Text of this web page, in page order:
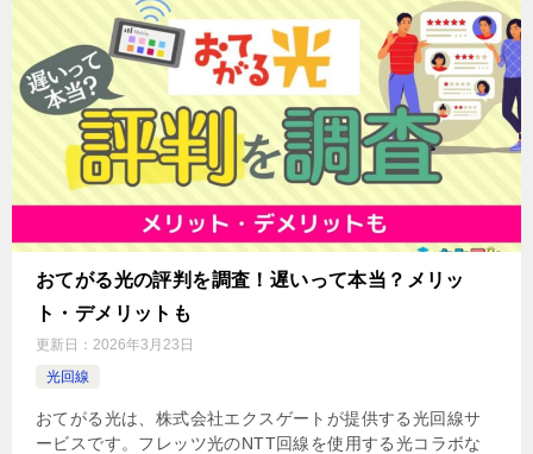
おてがる光の評判を調査！遅いって本当？メリッ
ト・デメリットも
更新日： 2026年3月23日
光回線
おてがる光は、株式会社エクスゲートが提供する光回線サ
ービスです。フレッツ光のNTT回線を使用する光コラボな